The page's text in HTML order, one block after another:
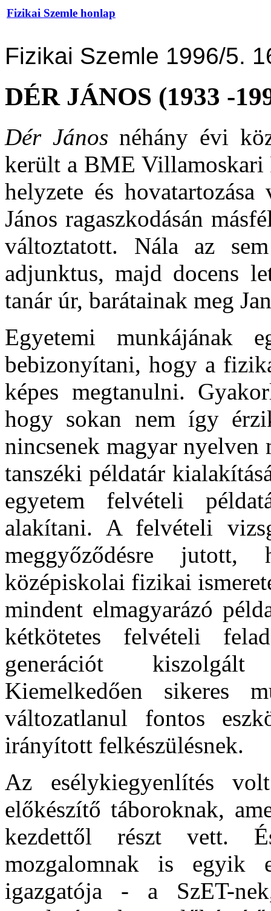
Fizikai Szemle honlap
Fizikai Szemle 1996/5.
DÉR JÁNOS (1933 -
Dér Jánosnéhány évi
került a BME Villamoskari
helyzete és
János ragaszkodásán
változtatott. Nála az
adjunktus, majd docens
tanár úr, barátainak meg
Egyetemi munkájának
bebizonyítani, hogy a
képes megtanulni.
hogy sokan nem így
nincsenek magyar nyelven
tanszéki példatár
egyetem felvételi
alakítani. A felvételi
meggyőződésre
középiskolai fizikai
mindent elmagyarázó
kétkötetes felvételi
generációt kiszolgált
Kiemelkedően sikeres
változatlanul fontos
irányított felkészülésnek.
Az esélykiegyenlítés
előkészítő táboroknak,
kezdettől részt vett.
mozgalomnak is
igazgatója - a SzET-